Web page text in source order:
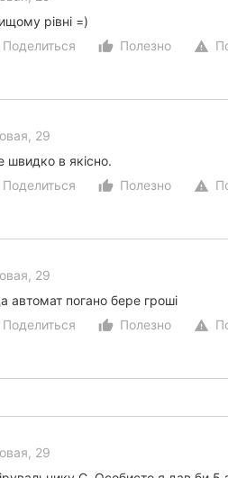
рівні =)
Поделиться thumb_up_alt
Полезно warning
29
швидко в якісно.
Поделиться thumb_up_alt
Полезно warning
29
автомат погано бере гроші
Поделиться thumb_up_alt
Полезно warning
29